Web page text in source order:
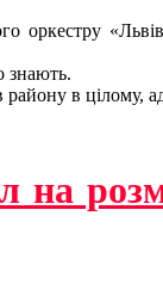
оркестру
знають.
в цілому,
на